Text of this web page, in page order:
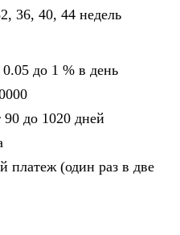
36, 40, 44 недель
до 1 % в день
90 до 1020 дней
(один раз в две